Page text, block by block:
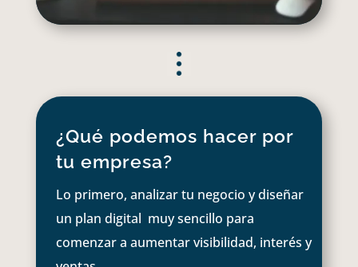
¿Qué podemos hacer por
tu empresa?
Lo primero, analizar tu negocio y diseñar
un plan digital muy sencillo para
comenzar a aumentar visibilidad, interés y